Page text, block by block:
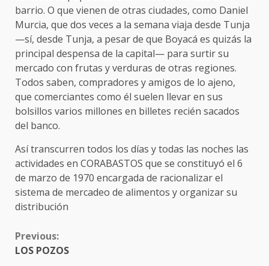
barrio. O que vienen de otras ciudades, como Daniel
Murcia, que dos veces a la semana viaja desde Tunja
—sí, desde Tunja, a pesar de que Boyacá es quizás la
principal despensa de la capital— para surtir su
mercado con frutas y verduras de otras regiones.
Todos saben, compradores y amigos de lo ajeno,
que comerciantes como él suelen llevar en sus
bolsillos varios millones en billetes recién sacados
del banco.
Así transcurren todos los días y todas las noches las
actividades en CORABASTOS que se constituyó el 6
de marzo de 1970 encargada de racionalizar el
sistema de mercadeo de alimentos y organizar su
distribución
CONTINUE
READING
Previous:
LOS POZOS